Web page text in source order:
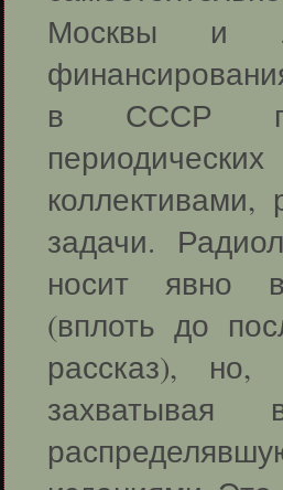
Москвы и
в СССР
задачи.
носит явно
(вплоть до
рассказ),